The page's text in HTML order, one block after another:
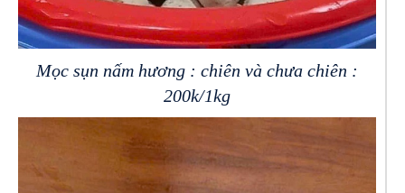
Mọc sụn nấm hương : chiên và chưa chiên :
200k/1kg